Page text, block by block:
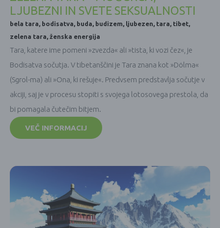
LJUBEZNI IN SVETE SEKSUALNOSTI
bela tara, bodisatva, buda, budizem, ljubezen, tara, tibet,
zelena tara, ženska energija
Tara, katere ime pomeni »zvezda« ali »tista, ki vozi čez«, je
Bodisatva sočutja. V tibetanščini je Tara znana kot »Dölma«
(Sgrol-ma) ali »Ona, ki rešuje«. Predvsem predstavlja sočutje v
akciji, saj je v procesu stopiti s svojega lotosovega prestola, da
bi pomagala čutečim bitjem.
VEČ INFORMACIJ